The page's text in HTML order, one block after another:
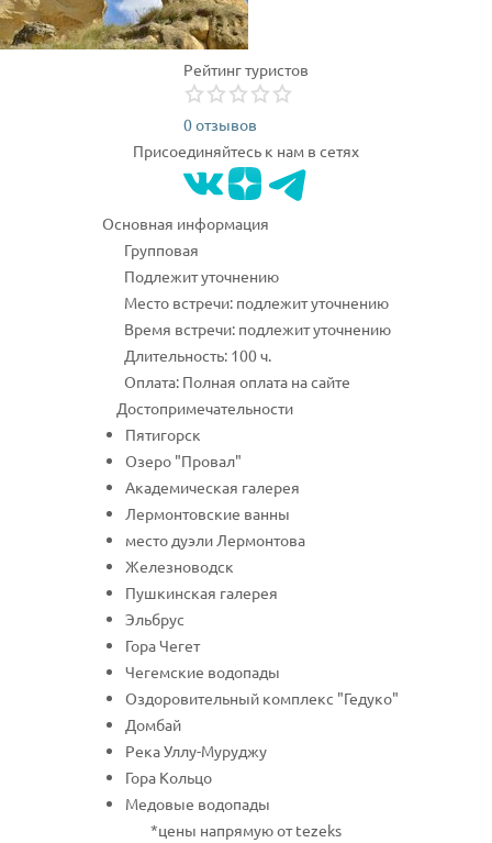
Рейтинг туристов
0 отзывов
Присоединяйтесь к нам в сетях
Основная информация
Групповая
Подлежит уточнению
Место встречи: подлежит уточнению
Время встречи: подлежит уточнению
Длительность: 100 ч.
Оплата: Полная оплата на сайте
Достопримечательности
Пятигорск
Озеро "Провал"
Академическая галерея
Лермонтовские ванны
место дуэли Лермонтова
Железноводск
Пушкинская галерея
Эльбрус
Гора Чегет
Чегемские водопады
Оздоровительный комплекс "Гедуко"
Домбай
Река Уллу-Муруджу
Гора Кольцо
Медовые водопады
*цены напрямую от tezeks